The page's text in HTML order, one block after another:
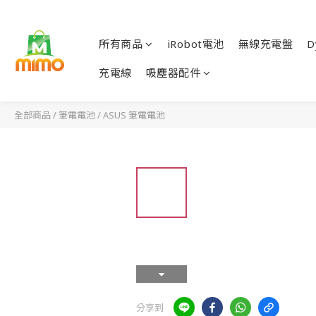
所有商品 iRobot電池 無線充電盤
充電線 吸塵器配件
全部商品 /筆電電池/ASUS 筆電電池
分享到